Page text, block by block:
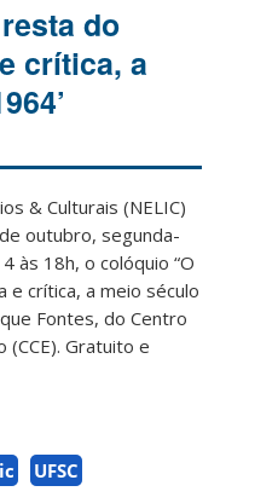
do
crítica, a
& Culturais (NELIC)
outubro, segunda-
às 18h, o colóquio “O
crítica, a meio século
Fontes, do Centro
(CCE). Gratuito e
UFSC